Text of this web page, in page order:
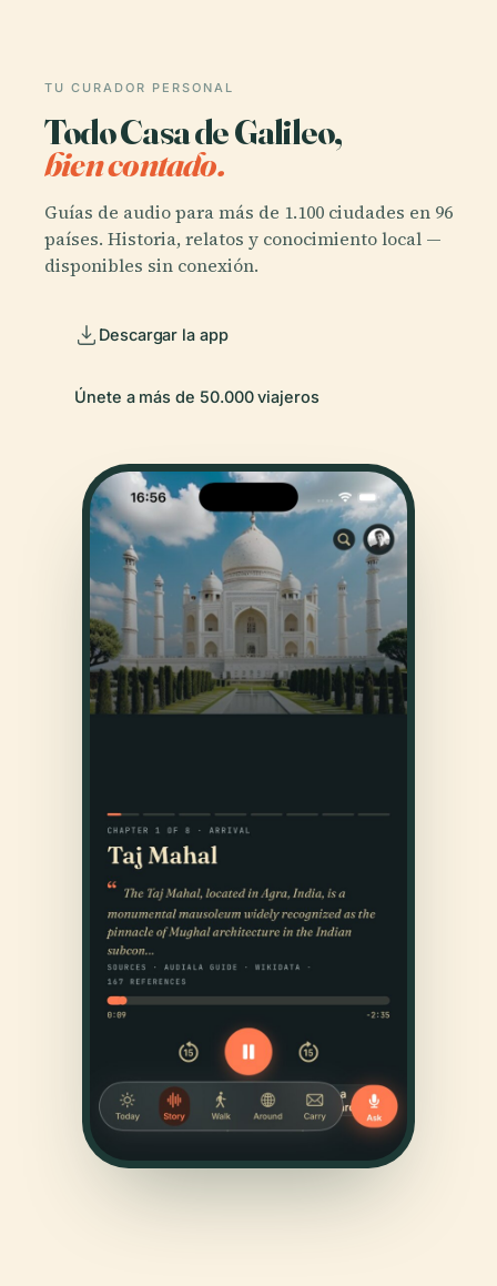
TU CURADOR PERSONAL
Todo Casa de Galileo,
bien contado.
Guías de audio para más de 1.100 ciudades en 96
países. Historia, relatos y conocimiento local —
disponibles sin conexión.
Descargar la app
Únete a más de 50.000 viajeros